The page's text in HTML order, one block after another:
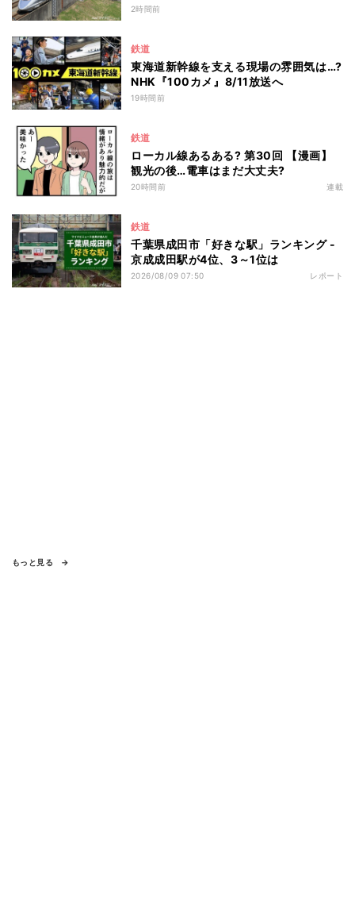
2時間前
鉄道
東海道新幹線を支える現場の雰囲気は…?
NHK『100カメ』8/11放送へ
19時間前
鉄道
ローカル線あるある? 第30回 【漫画】
観光の後…電車はまだ大丈夫?
20時間前 連載
鉄道
千葉県成田市「好きな駅」ランキング -
京成成田駅が4位、3～1位は
2026/08/09 07:50 レポート
もっと見る